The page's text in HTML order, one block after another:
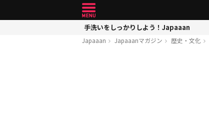
手洗いをしっかりしよう！Japaaan
Japaaan Japaaanマガジン 歴史・文化